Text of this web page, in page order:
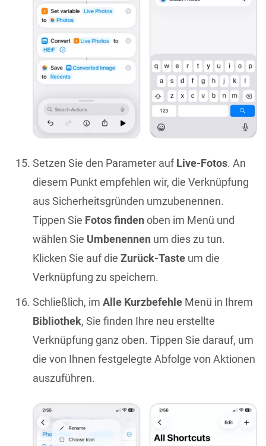
Setzen Sie den Parameter aufLive-Fotos. An
diesem Punkt empfehlen wir, die Verknüpfung
aus Sicherheitsgründen umzubenennen.
Tippen Sie Fotos finden oben im Menü und
wählen Sie Umbenennen um dies zu tun.
Klicken Sie auf die Zurück-Taste um die
Verknüpfung zu speichern.
Schließlich, im Alle Kurzbefehle Menü in Ihrem
Bibliothek, Sie finden Ihre neu erstellte
Verknüpfung ganz oben. Tippen Sie darauf, um
die von Ihnen festgelegte Abfolge von Aktionen
auszuführen.